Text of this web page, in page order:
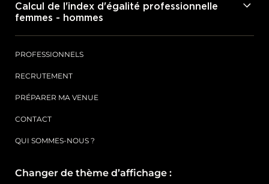
PROFESSIONNELS
RECRUTEMENT
PRÉPARER MA VENUE
CONTACT
QUI SOMMES-NOUS ?
Calcul de l'index d'égalité professionnelle
femmes - hommes
Changer de thème d’affichage :